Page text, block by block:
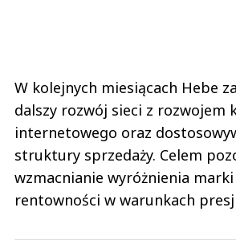
W kolejnych miesiącach Hebe
dalszy rozwój sieci z rozwojem
internetowego oraz
struktury sprzedaży. Celem
wzmacnianie wyróżnienia
rentowności w warunkach